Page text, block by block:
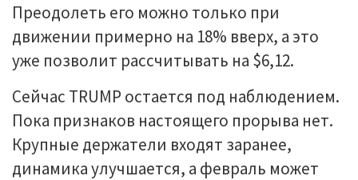
Преодолеть его можно только при
движении примерно на 18% вверх, а это
уже позволит рассчитывать на $6,12.
Сейчас TRUMP остается под наблюдением.
Пока признаков настоящего прорыва нет.
Крупные держатели входят заранее,
динамика улучшается, а февраль может